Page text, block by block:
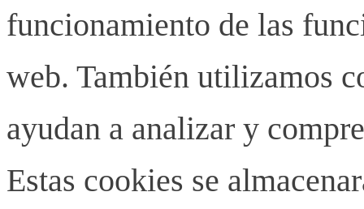
funcionamiento de las
web. También utilizamos
ayudan a analizar y
Estas cookies se